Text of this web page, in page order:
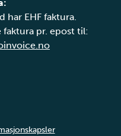
har EHF faktura.
faktura pr. epost til: